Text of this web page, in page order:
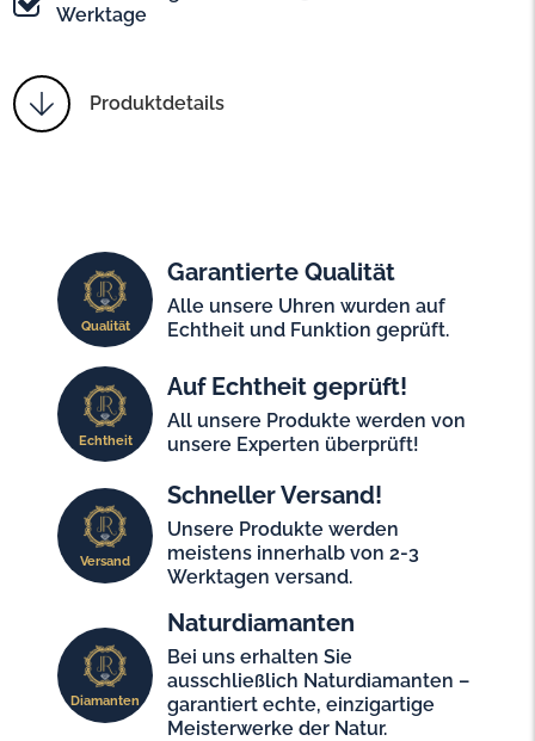
Werktage
Produktdetails
Qualität
Garantierte Qualität
Alle unsere Uhren wurden auf
Echtheit und Funktion geprüft.
Echtheit
Auf Echtheit geprüft!
All unsere Produkte werden von
unsere Experten überprüft!
Versand
Schneller Versand!
Unsere Produkte werden
meistens innerhalb von 2-3
Werktagen versand.
Diamanten
Naturdiamanten
Bei uns erhalten Sie
ausschließlich Naturdiamanten –
garantiert echte, einzigartige
Meisterwerke der Natur.